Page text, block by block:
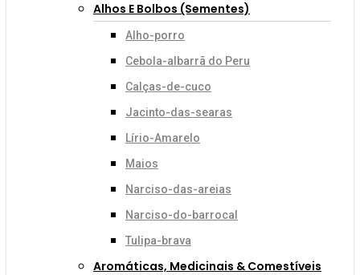
Alhos E Bolbos (sementes)
Alho-porro
Cebola-albarrã do Peru
Calças-de-cuco
Jacinto-das-searas
Lírio-Amarelo
Maios
Narciso-das-areias
Narciso-do-barrocal
Tulipa-brava
Aromáticas, Medicinais & Comestíveis